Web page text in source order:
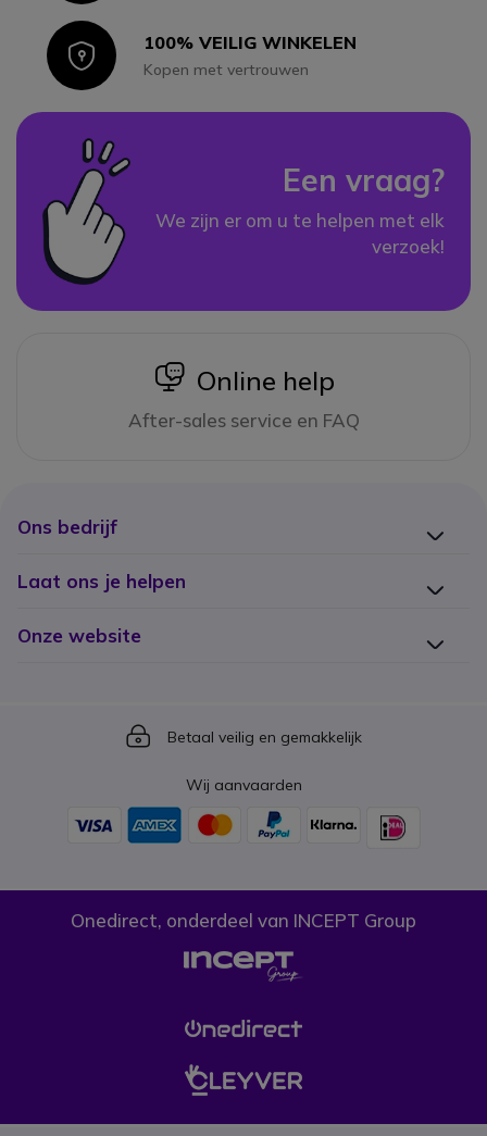
Icon100% VEILIG WINKELEN
Kopen met vertrouwen
Een vraag?
We zijn er om u te helpen met elk
verzoek!
icon
Online help
After-sales service en FAQ
Ons bedrijf
Laat ons je helpen
Onze website
Icon
Betaal veilig en gemakkelijk
Wij aanvaarden
Onedirect, onderdeel van INCEPT Group